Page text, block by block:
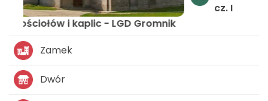
cz. I
Zamek
Dwór